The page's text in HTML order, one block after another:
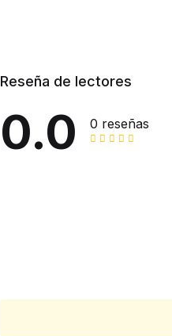
Reseña de lectores
0.0 0 reseñas